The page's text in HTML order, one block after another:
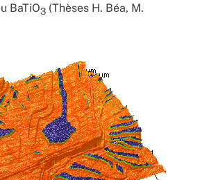
BaTiO3(Thèses H. Béa, M.